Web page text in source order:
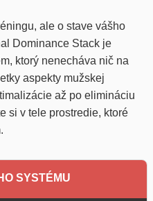
ale o stave vášho
Dominance Stack je
ktorý nenecháva nič na
aspekty mužskej
až po elimináciu
si v tele prostredie, ktoré
SYSTÉMU